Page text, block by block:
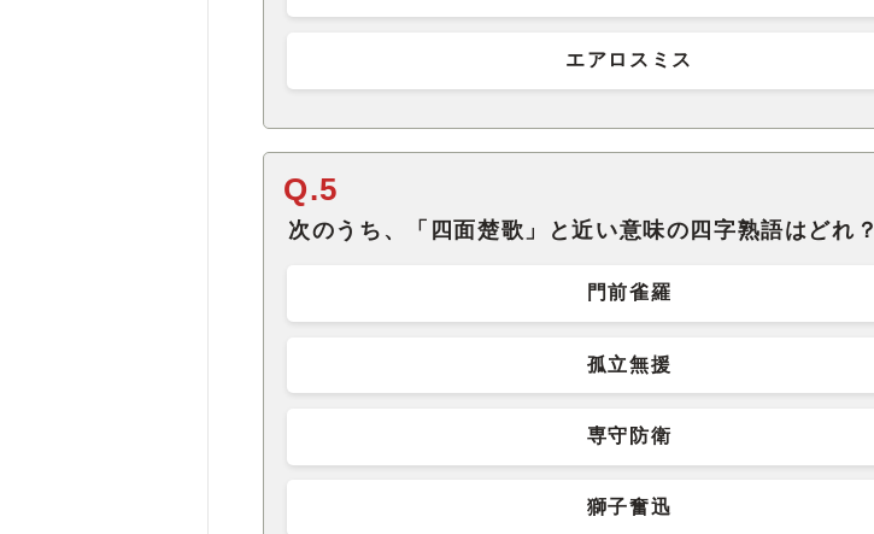
エアロスミス
Q.5
次のうち、「四面楚歌」と近い意味の四字熟語はどれ？
門前雀羅
孤立無援
専守防衛
獅子奮迅